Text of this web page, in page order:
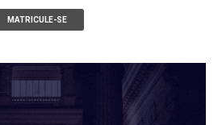
MATRICULE-SE